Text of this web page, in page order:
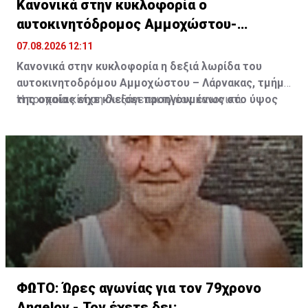
Πηγή: ΚΥΠΕ
Κανονικά στην κυκλοφορία ο
αυτοκινητόδρομος Αμμοχώστου-
Λάρνακας
07.08.2026 12:11
Κανονικά στην κυκλοφορία η δεξιά λωρίδα του
αυτοκινητοδρόμου Αμμοχώστου – Λάρνακας, τμήμα
της οποίας είχε κλείσει προηγουμένως στο ύψος
Η τροχαία κίνηση διεξάγεται πλέον κανονικά.
ΦΩΤΟ: Ώρες αγωνίας για τον 79χρονο